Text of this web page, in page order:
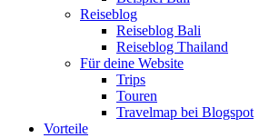
Reiseblog
Reiseblog Bali
Reiseblog Thailand
Für deine Website
Trips
Touren
Travelmap bei Blogspot
Vorteile